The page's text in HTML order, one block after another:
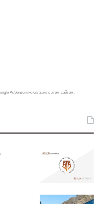
AdSense и не связано с этим сайтом.